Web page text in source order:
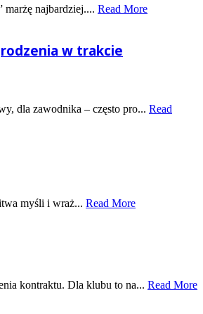
marżę najbardziej.... Read More
w trakcie
dla zawodnika – często pro... Read
myśli i wraż... Read More
kontraktu. Dla klubu to na... Read More